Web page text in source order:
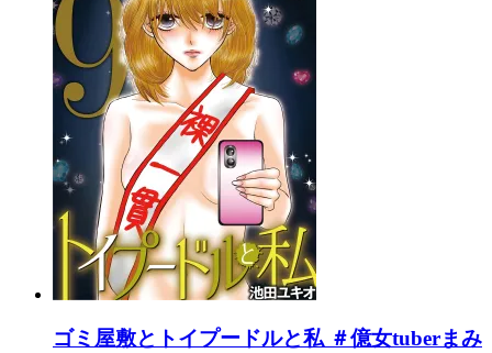
ゴミ屋敷とトイプードルと私 ＃億女tuberまみ